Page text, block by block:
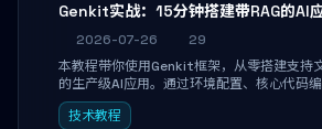
Genkit实战：15分钟搭建带RAG的AI
2026-07-26
29
本教程带你使用Genkit框架，从零搭建支持
的生产级AI应用。通过环境配置、核心代码
南，学完即可掌握多模型切换、RAG管道构
独立开发高效AI智能体。
技术教程